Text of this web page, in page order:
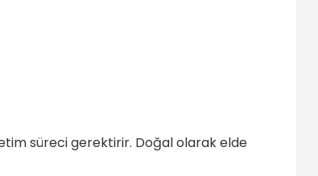
süreci gerektirir. Doğal olarak elde